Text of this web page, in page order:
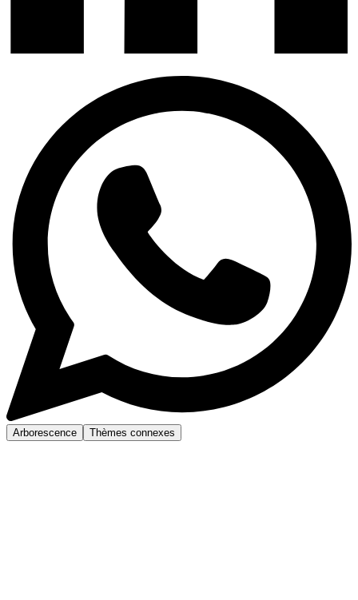
Arborescence Thèmes connexes